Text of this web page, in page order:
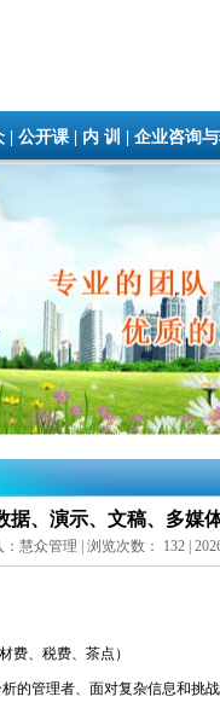
| 公开课| 内 训 企业咨询
据、演示、文稿、多媒
：慧众管理 | 浏览次数： 132 |
费、税费、茶点）
的管理者、面对复杂信息和挑